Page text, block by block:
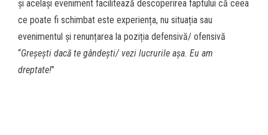
și același eveniment facilitează descoperirea faptului că ceea
ce poate fi schimbat este experiența, nu situația sau
evenimentul și renunțarea la poziția defensivă/ ofensivă
“Greșești dacă te gândești/ vezi lucrurile așa. Eu am
dreptate!”